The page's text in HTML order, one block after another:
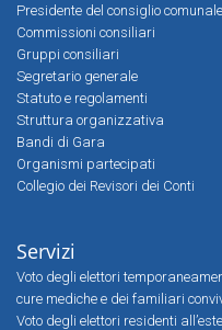
Presidente del consiglio comunale
Commissioni consiliari
Gruppi consiliari
Segretario generale
Statuto e regolamenti
Struttura organizzativa
Bandi di Gara
Organismi partecipati
Collegio dei Revisori dei Conti
Servizi
Voto degli elettori
cure mediche e dei familiari
Voto degli elettori residenti